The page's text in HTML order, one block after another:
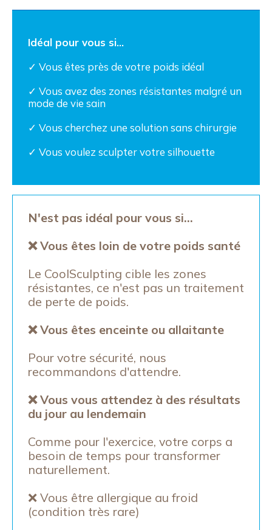
Idéal pour vous si...
✓ Vous êtes près de votre poids idéal
✓ Vous avez des zones résistantes malgré un
mode de vie sain
✓ Vous cherchez une solution sans chirurgie
✓ Vous voulez sculpter votre silhouette
N'est pas idéal pour vous si...
❌ Vous êtes loin de votre poids santé
Le CoolSculpting cible les zones
résistantes, ce n'est pas un traitement
de perte de poids.
❌ Vous êtes enceinte ou allaitante
Pour votre sécurité, nous
recommandons d'attendre.
❌ Vous vous attendez à des résultats
du jour au lendemain
Comme pour l'exercice, votre corps a
besoin de temps pour transformer
naturellement.
❌ Vous être allergique au froid
(condition très rare)